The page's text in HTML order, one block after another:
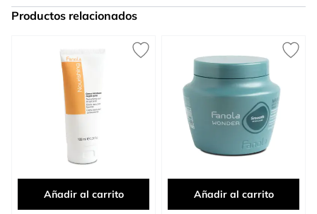
Productos relacionados
Añadir al carrito Añadir al carrito